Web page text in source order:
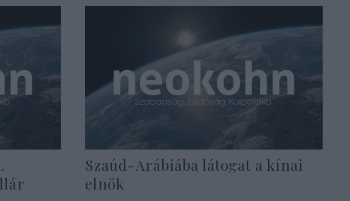
Szaúd-Arábiába látogat a kínai
elnök